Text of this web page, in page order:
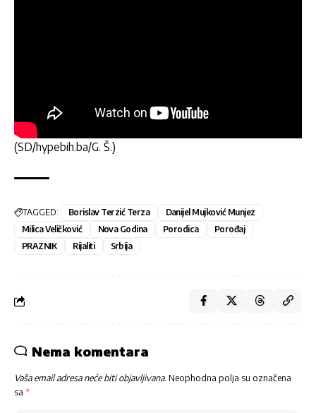
(SD/hypebih.ba/G. Š.)
TAGGED: Borislav Terzić Terza
Danijel Mujković Munjez
Milica Veličković
Nova Godina Porodica
Porođaj
PRAZNIK
Rijaliti Srbija
Nema komentara
Vaša email adresa neće biti objavljivana.Neophodna polja su označena
sa *